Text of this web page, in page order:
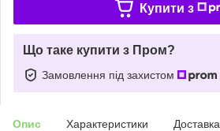
Купити з
Що таке купити з Пром?
Замовлення під захистом
Опис Характеристики Доставка